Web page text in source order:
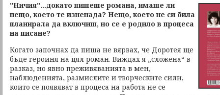
"Ничия"…докато пишеше романа, имаше ли
нещо, което те изненада? Нещо, което не си била
планирала да включиш, но се е родило в процеса
на писане?
Когато започнах да пиша не вярвах, че Доротея ще
бъде героиня на цял роман. Виждах я „сложена“ в
разказ, но явно преживяванията в мен,
наблюденията, размислите и творческите сили,
които се появяват в процеса на работа не се